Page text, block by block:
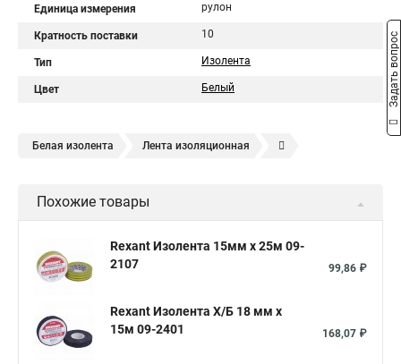
Единица измерения рулон
Кратность поставки 10
Тип Изолента
Цвет Белый
Белая изолента Лента изоляционная
Тканевая изолента
Лента изоляционная прорезиненная
Лента изоляционная пвх
Похожие товары
Rexant Изолента 15мм х 25м 09-
2107
99,86 ₽
Rexant Изолента Х/Б 18 мм х
15м 09-2401
168,07 ₽
Задать вопрос